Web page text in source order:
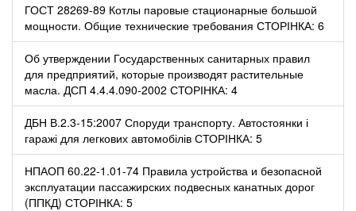
ГОСТ 28269-89 Котлы паровые стационарные большой
мощности. Общие технические требования СТОРІНКА: 6
Об утверждении Государственных санитарных правил
для предприятий, которые производят растительные
масла. ДСП 4.4.4.090-2002 СТОРІНКА: 4
ДБН В.2.3-15:2007 Споруди транспорту. Автостоянки і
гаражі для легкових автомобілів СТОРІНКА: 5
НПАОП 60.22-1.01-74 Правила устройства и безопасной
эксплуатации пассажирских подвесных канатных дорог
(ППКД) СТОРІНКА: 5